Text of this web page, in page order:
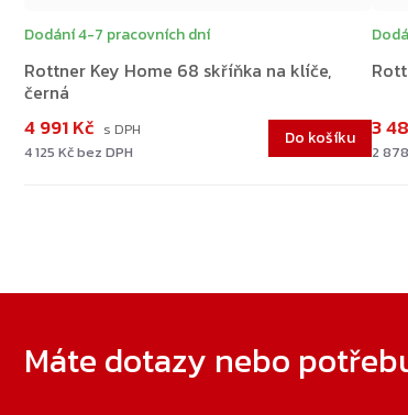
Rottner Key Home 68 skříňka na klíče,
černá
Dodání 4-7 pracovních dní
4 125 Kč bez DPH
4 991 Kč Do košíku
2
3
Máte dotazy nebo